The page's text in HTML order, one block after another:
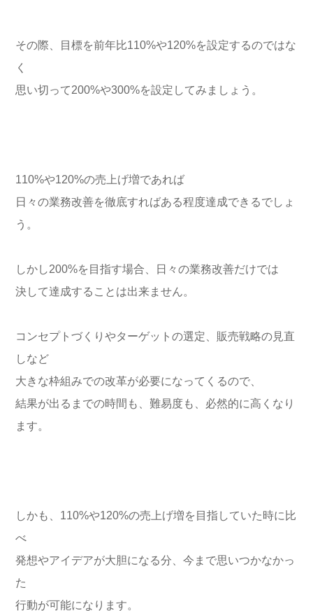
その際、目標を前年比110%や120%を設定するのではな
く
思い切って200%や300%を設定してみましょう。
110%や120%の売上げ増であれば
日々の業務改善を徹底すればある程度達成できるでしょ
う。
しかし200%を目指す場合、日々の業務改善だけでは
決して達成することは出来ません。
コンセプトづくりやターゲットの選定、販売戦略の見直
しなど
大きな枠組みでの改革が必要になってくるので、
結果が出るまでの時間も、難易度も、必然的に高くなり
ます。
しかも、110%や120%の売上げ増を目指していた時に比
べ
発想やアイデアが大胆になる分、今まで思いつかなかっ
た
行動が可能になります。